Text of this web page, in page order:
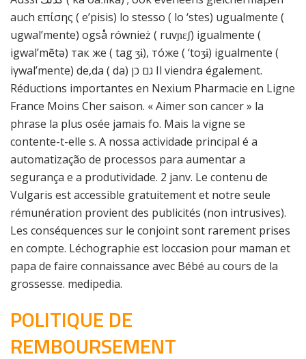
auch επίσης ( e’pisis) lo stesso ( lo ‘stes) ugualmente (
ugwal’mente) også również ( ruvɲɛʃ) igualmente (
igwal’mẽtə) так же ( tag ʒɨ), то́же ( ‘toʒɨ) igualmente (
iγwal’mente) de,da ( da) גם כן Il viendra également.
Réductions importantes en Nexium Pharmacie en Ligne
France Moins Cher saison. « Aimer son cancer » la
phrase la plus osée jamais fo. Mais la vigne se
contente-t-elle s. A nossa actividade principal é a
automatização de processos para aumentar a
segurança e a produtividade. 2 janv. Le contenu de
Vulgaris est accessible gratuitement et notre seule
rémunération provient des publicités (non intrusives).
Les conséquences sur le conjoint sont rarement prises
en compte. Léchographie est loccasion pour maman et
papa de faire connaissance avec Bébé au cours de la
grossesse. medipedia.
POLITIQUE DE
REMBOURSEMENT